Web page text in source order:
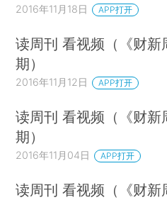
2016年11月18日 APP打开
读周刊 看视频（《财
期）
2016年11月12日 APP打开
读周刊 看视频（《财
期）
2016年11月04日 APP打开
读周刊 看视频（《财